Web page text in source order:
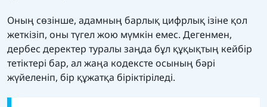
Оның сөзінше, адамның барлық цифрлық ізіне қол
жеткізіп, оны түгел жою мүмкін емес. Дегенмен,
дербес деректер туралы заңда бұл құқықтың кейбір
тетіктері бар, ал жаңа кодексте осының бәрі
жүйеленіп, бір құжатқа біріктіріледі.